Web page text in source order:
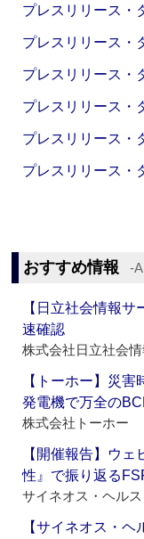
プレスリリース
プレスリリース
プレスリリース
プレスリリース
プレスリリース
プレスリリース
おすすめ情報
【日立社会情報
速確認
株式会社日立社会
【トーホー】災
発電機で万全の
株式会社トーホー
【開催報告】ウ
性』で振り返る
サイネオス・ヘル
【サイネオス・